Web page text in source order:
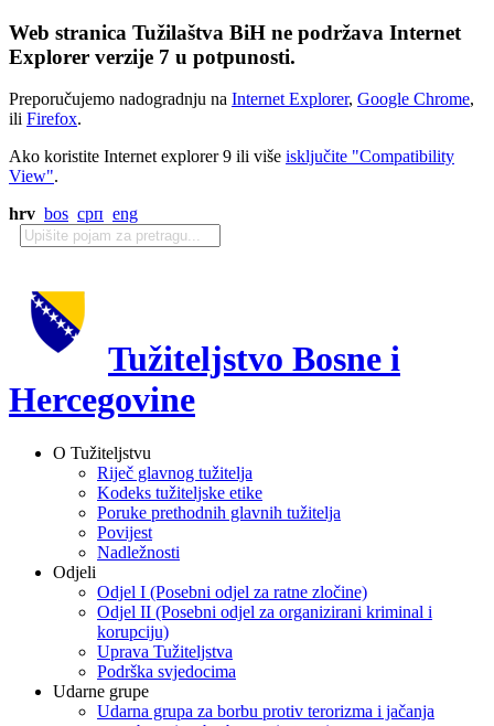
Web stranica Tužilaštva BiH ne podržava Internet
Explorer verzije 7 u potpunosti.
Preporučujemo nadogradnju na Internet Explorer, Google Chrome,
ili Firefox.
Ako koristite Internet explorer 9 ili više isključite "Compatibility
View".
hrv bos срп eng
Tužiteljstvo Bosne i
Hercegovine
O Tužiteljstvu
Riječ glavnog tužitelja
Kodeks tužiteljske etike
Poruke prethodnih glavnih tužitelja
Povijest
Nadležnosti
Odjeli
Odjel I (Posebni odjel za ratne zločine)
Odjel II (Posebni odjel za organizirani kriminal i
korupciju)
Uprava Tužiteljstva
Podrška svjedocima
Udarne grupe
Udarna grupa za borbu protiv terorizma i jačanja